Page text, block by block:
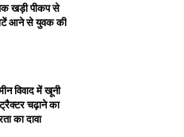
खड़ी पीकप से
आने से युवक की
विवाद में खूनी
चढ़ाने का
का दावा